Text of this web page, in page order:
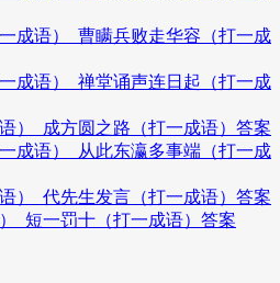
成语）_曹瞒兵败走华容（打一成
成语）_禅堂诵声连日起（打一成
）_成方圆之路（打一成语）答案
成语）_从此东瀛多事端（打一成
）_代先生发言（打一成语）答案
_短一罚十（打一成语）答案